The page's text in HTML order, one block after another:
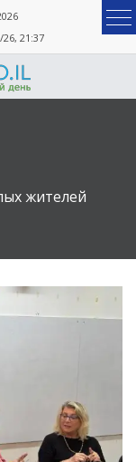
21:37
жителей